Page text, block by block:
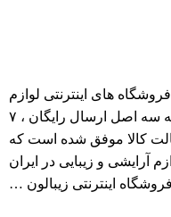
های اینترنتی لوازم
آرایشی بهداشتی و زیبایی با پایبندی به سه اصل ارسال رایگان ، ۷
کالا موفق شده است که
آرایشی و زیبایی در ایران
اینترنتی زیبالون …